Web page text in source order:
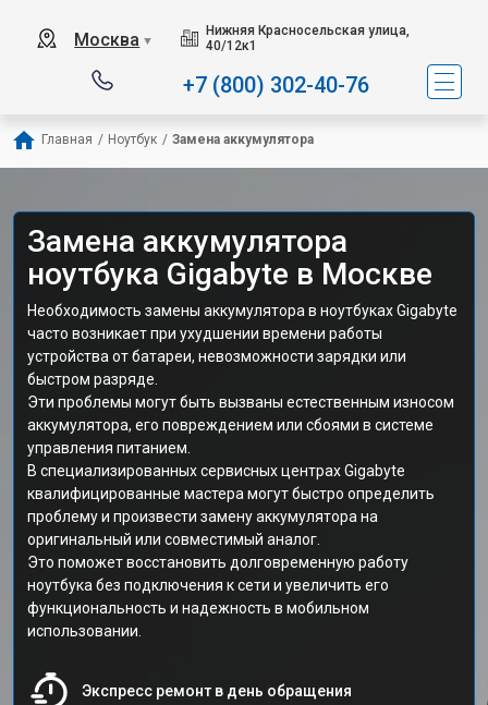
Москва ▼
Нижняя Красносельская улица,
40/12к1
+7 (800) 302-40-76
Главная / Ноутбук / Замена аккумулятора
Замена аккумулятора
ноутбука Gigabyte в Москве
Необходимость замены аккумулятора в ноутбуках Gigabyte
часто возникает при ухудшении времени работы
устройства от батареи, невозможности зарядки или
быстром разряде.
Эти проблемы могут быть вызваны естественным износом
аккумулятора, его повреждением или сбоями в системе
управления питанием.
В специализированных сервисных центрах Gigabyte
квалифицированные мастера могут быстро определить
проблему и произвести замену аккумулятора на
оригинальный или совместимый аналог.
Это поможет восстановить долговременную работу
ноутбука без подключения к сети и увеличить его
функциональность и надежность в мобильном
использовании.
Экспресс ремонт в день обращения